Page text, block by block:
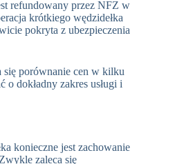
refundowany przez NFZ w
krótkiego wędzidełka
pokryta z ubezpieczenia
się porównanie cen w kilku
o dokładny zakres usługi i
konieczne jest zachowanie
zaleca się